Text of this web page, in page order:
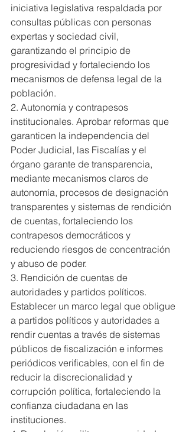
iniciativa legislativa respaldada por
consultas públicas con personas
expertas y sociedad civil,
garantizando el principio de
progresividad y fortaleciendo los
mecanismos de defensa legal de la
población.
2. Autonomía y contrapesos
institucionales. Aprobar reformas que
garanticen la independencia del
Poder Judicial, las Fiscalías y el
órgano garante de transparencia,
mediante mecanismos claros de
autonomía, procesos de designación
transparentes y sistemas de rendición
de cuentas, fortaleciendo los
contrapesos democráticos y
reduciendo riesgos de concentración
y abuso de poder.
3. Rendición de cuentas de
autoridades y partidos políticos.
Establecer un marco legal que obligue
a partidos políticos y autoridades a
rendir cuentas a través de sistemas
públicos de fiscalización e informes
periódicos verificables, con el fin de
reducir la discrecionalidad y
corrupción política, fortaleciendo la
confianza ciudadana en las
instituciones.